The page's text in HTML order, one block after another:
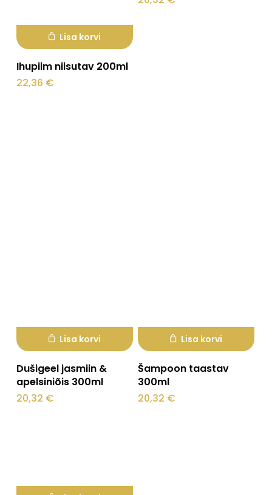
Ostukorvis ei ole tooteid.
Lisa korvi
Ihupiim niisutav 200ml
22,36 €
Lisa korvi
Dušigeel jasmiin &
apelsiniõis 300ml
20,32 €
Lisa korvi
Šampoon taastav
300ml
20,32 €